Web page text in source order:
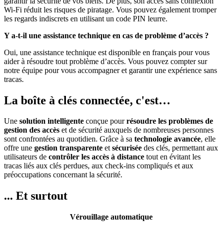
Wi-Fi réduit les risques de piratage. Vous pouvez également tromper
les regards indiscrets en utilisant un code PIN leurre.
Y a-t-il une assistance technique en cas de problème d’accès ?
Oui, une assistance technique est disponible en français pour vous
aider à résoudre tout problème d’accès. Vous pouvez compter sur
notre équipe pour vous accompagner et garantir une expérience sans
tracas.
La boîte à clés connectée, c'est…
Une solution intelligente conçue pourrésoudre les problèmes de
gestion des accès et de sécurité auxquels de nombreuses personnes
sont confrontées au quotidien. Grâce à sa technologie avancée, elle
offre une gestion transparente etsécurisée des clés, permettant aux
utilisateurs de contrôler les accès à distance tout en évitant les
tracas liés aux clés perdues, aux check-ins compliqués et aux
préoccupations concernant la sécurité.
... Et surtout
Vérouillage automatique